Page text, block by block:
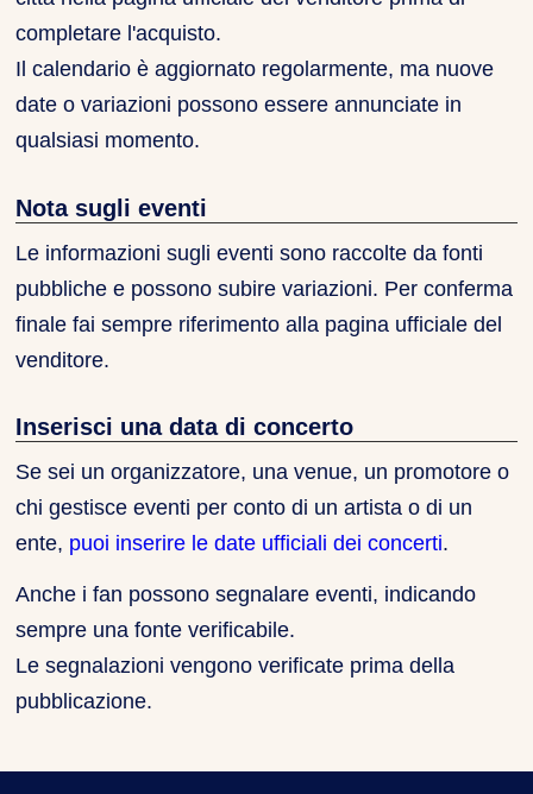
completare l'acquisto.
Il calendario è aggiornato regolarmente, ma nuove
date o variazioni possono essere annunciate in
qualsiasi momento.
Nota sugli eventi
Le informazioni sugli eventi sono raccolte da fonti
pubbliche e possono subire variazioni. Per conferma
finale fai sempre riferimento alla pagina ufficiale del
venditore.
Inserisci una data di concerto
Se sei un organizzatore, una venue, un promotore o
chi gestisce eventi per conto di un artista o di un
ente, puoi inserire le date ufficiali dei concerti.
Anche i fan possono segnalare eventi, indicando
sempre una fonte verificabile.
Le segnalazioni vengono verificate prima della
pubblicazione.